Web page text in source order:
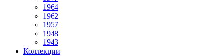
1964
1962
1957
1948
1943
Коллекции